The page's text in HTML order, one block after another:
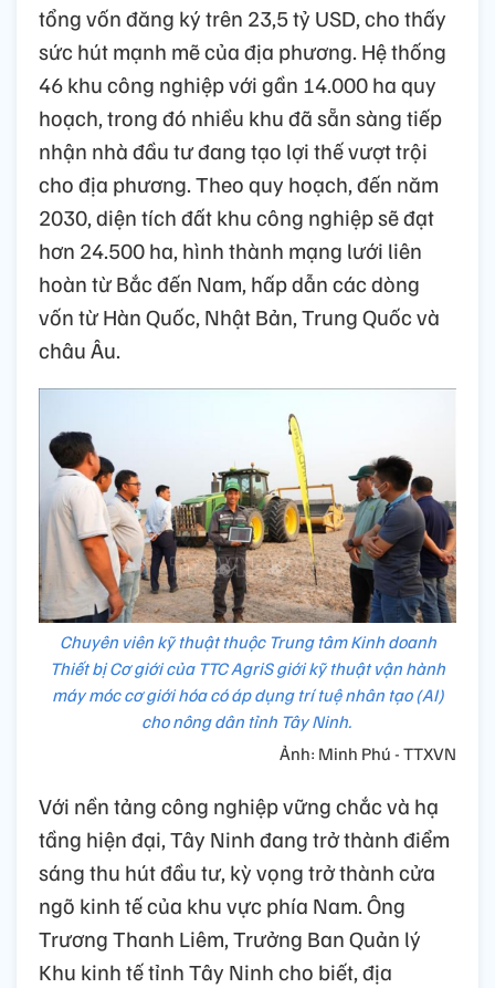
tổng vốn đăng ký trên 23,5 tỷ USD, cho thấy
sức hút mạnh mẽ của địa phương. Hệ thống
46 khu công nghiệp với gần 14.000 ha quy
hoạch, trong đó nhiều khu đã sẵn sàng tiếp
nhận nhà đầu tư đang tạo lợi thế vượt trội
cho địa phương. Theo quy hoạch, đến năm
2030, diện tích đất khu công nghiệp sẽ đạt
hơn 24.500 ha, hình thành mạng lưới liên
hoàn từ Bắc đến Nam, hấp dẫn các dòng
vốn từ Hàn Quốc, Nhật Bản, Trung Quốc và
châu Âu.
Chuyên viên kỹ thuật thuộc Trung tâm Kinh doanh
Thiết bị Cơ giới của TTC AgriS giới kỹ thuật vận hành
máy móc cơ giới hóa có áp dụng trí tuệ nhân tạo (AI)
cho nông dân tỉnh Tây Ninh.
Ảnh: Minh Phú - TTXVN
Với nền tảng công nghiệp vững chắc và hạ
tầng hiện đại, Tây Ninh đang trở thành điểm
sáng thu hút đầu tư, kỳ vọng trở thành cửa
ngõ kinh tế của khu vực phía Nam. Ông
Trương Thanh Liêm, Trưởng Ban Quản lý
Khu kinh tế tỉnh Tây Ninh cho biết, địa